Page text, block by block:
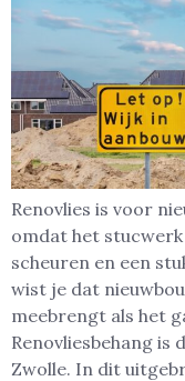
Renovlies is voor
omdat het
scheuren en een
wist je dat
meebrengt als het
Renovliesbehang is
Zwolle. In dit